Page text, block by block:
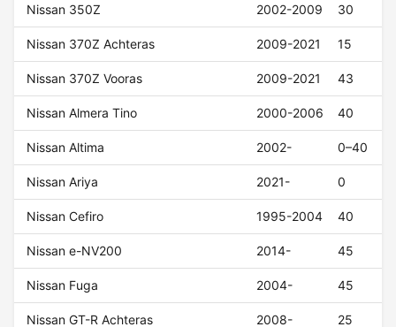
Nissan 350Z 2002-2009 30
Nissan 370Z Achteras 2009-2021 15
Nissan 370Z Vooras 2009-2021 43
Nissan Almera Tino 2000-2006 40
Nissan Altima 2002- 0–40
Nissan Ariya 2021- 0
Nissan Cefiro 1995-2004 40
Nissan e-NV200 2014- 45
Nissan Fuga 2004- 45
Nissan GT-R Achteras 2008- 25